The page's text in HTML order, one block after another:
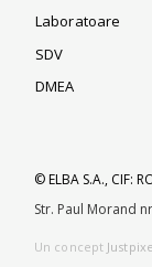
Laboratoare
SDV
DMEA
© ELBA S.A., CIF:
Str. Paul Morand
Un concept